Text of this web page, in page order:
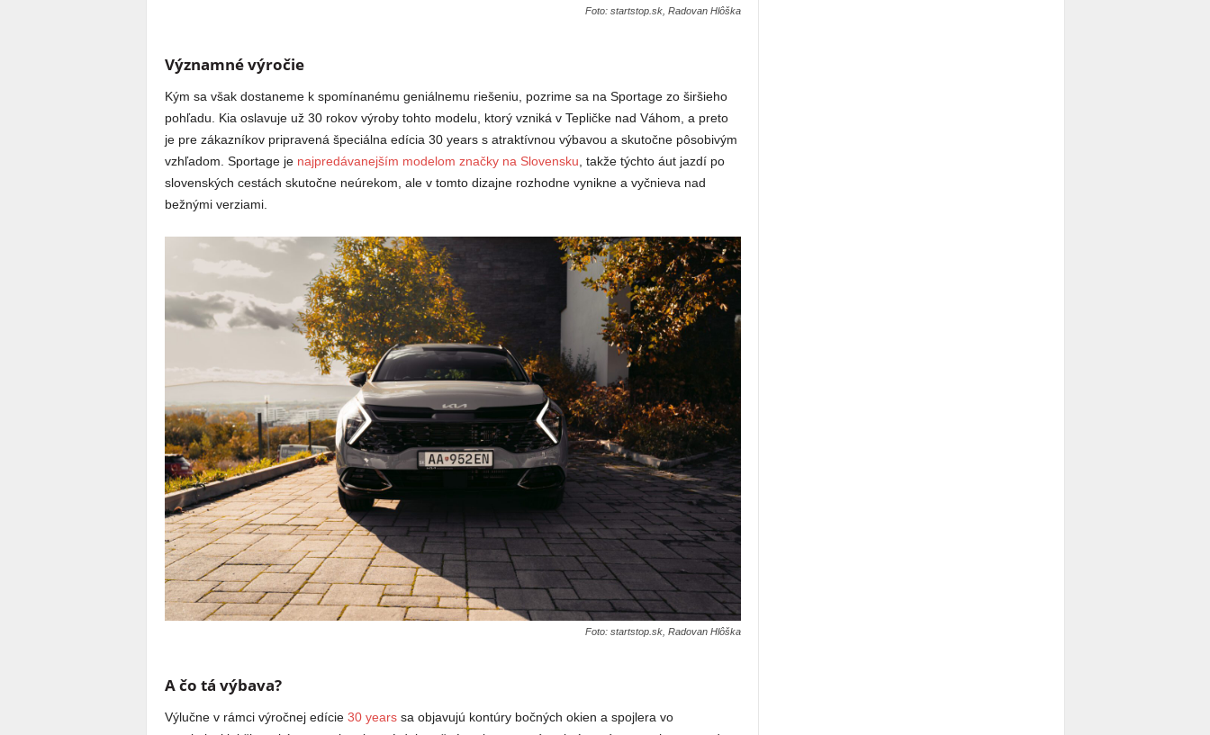
Foto: startstop.sk, Radovan Hlôška
Významné výročie
Kým sa však dostaneme k spomínanému geniálnemu riešeniu, pozrime sa na Sportage zo širšieho
pohľadu. Kia oslavuje už 30 rokov výroby tohto modelu, ktorý vzniká v Tepličke nad Váhom, a preto
je pre zákazníkov pripravená špeciálna edícia 30 years s atraktívnou výbavou a skutočne pôsobivým
vzhľadom. Sportage je najpredávanejším modelom značky na Slovensku , takže týchto áut jazdí po
slovenských cestách skutočne neúrekom, ale v tomto dizajne rozhodne vynikne a vyčnieva nad
bežnými verziami.
Foto: startstop.sk, Radovan Hlôška
A čo tá výbava?
Výlučne v rámci výročnej edície 30 yearssa objavujú kontúry bočných okien a spojlera vo